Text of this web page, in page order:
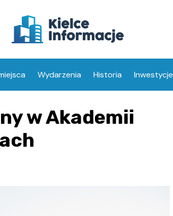
Wydarzenia Historia Inwestycje
w Akademii